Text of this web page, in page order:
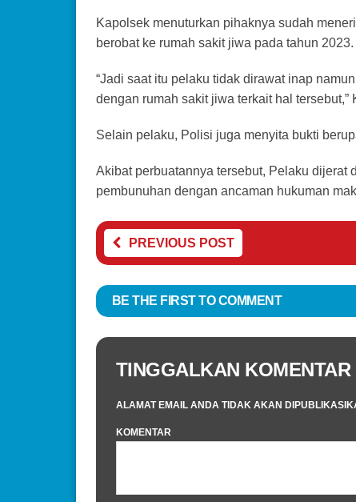
Kapolsek menuturkan pihaknya sudah
berobat ke rumah sakit jiwa pada tahun 2023.
“Jadi saat itu pelaku tidak dirawat inap
dengan rumah sakit jiwa terkait hal tersebut,”
Selain pelaku, Polisi juga menyita bukti
Akibat perbuatannya tersebut, Pelaku dijerat
pembunuhan dengan ancaman hukuman
PREVIOUS POST
BE THE FIRST TO COMMENT
TINGGALKAN KOMENTAR
ALAMAT EMAIL ANDA TIDAK AKAN
KOMENTAR